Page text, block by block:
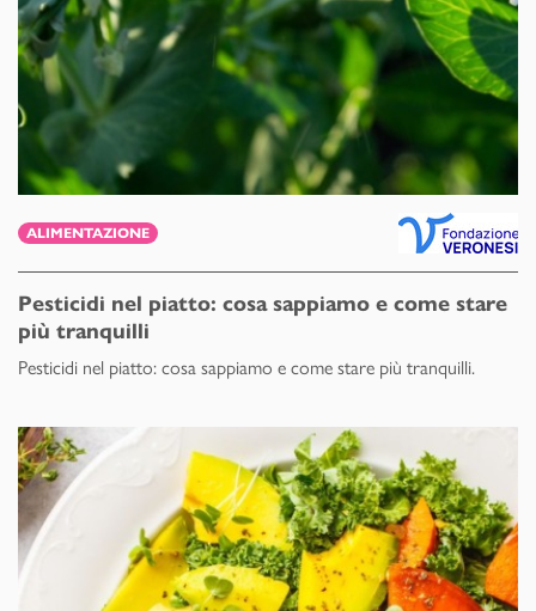
ALIMENTAZIONE
Pesticidi nel piatto: cosa sappiamo e come stare
più tranquilli
Pesticidi nel piatto: cosa sappiamo e come stare più tranquilli.